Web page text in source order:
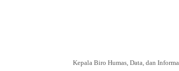
Kepala Biro Humas, Data, dan